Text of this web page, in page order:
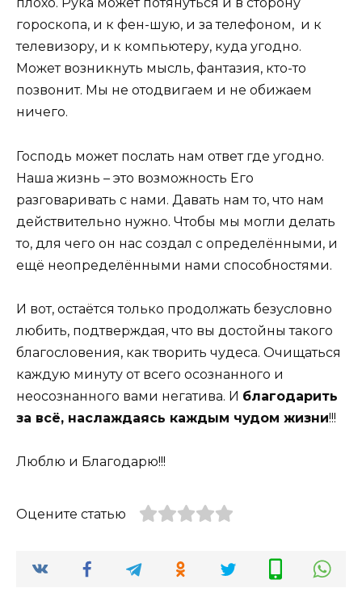
плохо. Рука может потянуться и в сторону
гороскопа, и к фен-шую, и за телефоном, и к
телевизору, и к компьютеру, куда угодно.
Может возникнуть мысль, фантазия, кто-то
позвонит. Мы не отодвигаем и не обижаем
ничего.
Господь может послать нам ответ где угодно.
Наша жизнь – это возможность Его
разговаривать с нами. Давать нам то, что нам
действительно нужно. Чтобы мы могли делать
то, для чего он нас создал с определёнными, и
ещё неопределёнными нами способностями.
И вот, остаётся только продолжать безусловно
любить, подтверждая, что вы достойны такого
благословения, как творить чудеса. Очищаться
каждую минуту от всего осознанного и
неосознанного вами негатива. И благодарить
за всё, наслаждаясь каждым чудом жизни!!!
Люблю и Благодарю!!!
Оцените статью